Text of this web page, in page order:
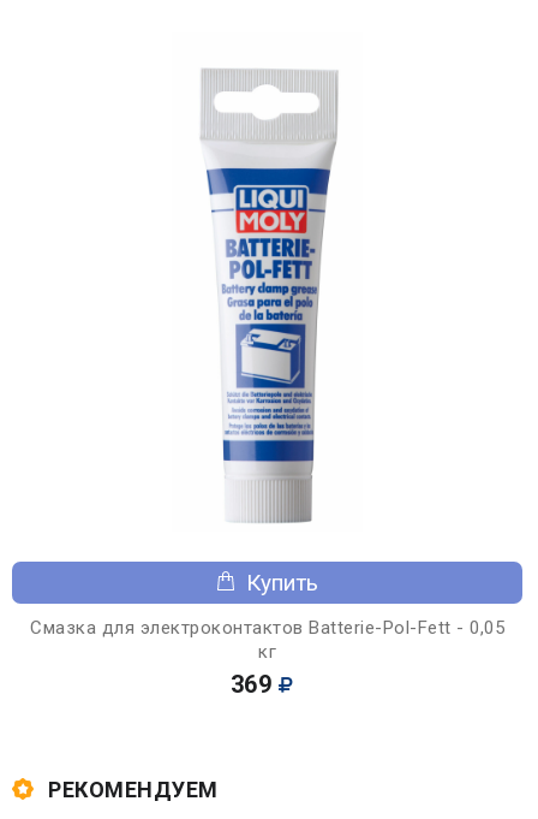
Купить
Смазка для электроконтактов Batterie-Pol-Fett - 0,05
кг
369
РЕКОМЕНДУЕМ